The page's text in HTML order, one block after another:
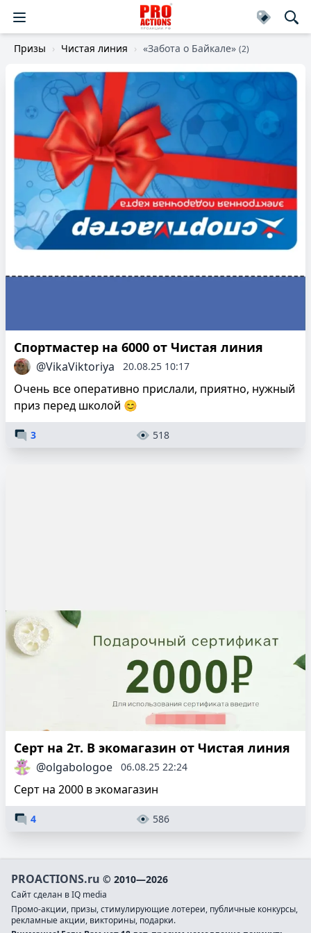
Призы Чистая линия «Забота о Байкале» (2)
Спортмастер на 6000 от Чистая линия
@VikaViktoriya 20.08.25 10:17
Очень все оперативно прислали, приятно, нужный
приз перед школой 😊
3 518
Серт на 2т. В экомагазин от Чистая линия
@olgabologoe 06.08.25 22:24
Серт на 2000 в экомагазин
4 586
PROACTIONS.ru © 2010—2026
Сайт сделан в IQ media
Промо-акции, призы, стимулирующие лотереи, публичные конкурсы,
рекламные акции, викторины, подарки.